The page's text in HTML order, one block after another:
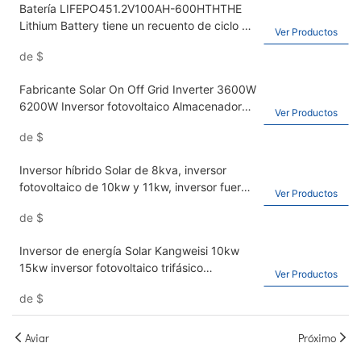
Batería LIFEPO451.2V100AH-600HTHTHE
Lithium Battery tiene un recuento de ciclo de
de energía solar de batería de iones de litio
de $
Ver Productos
Fabricante Solar On Off Grid Inverter 3600W
6200W Inversor fotovoltaico Almacenador
Hybrid Inverter
de $
Ver Productos
Inversor híbrido Solar de 8kva, inversor
fotovoltaico de 10kw y 11kw, inversor fuera
de $
Ver Productos
Inversor de energía Solar Kangweisi 10kw
15kw inversor fotovoltaico trifásico
de $
Ver Productos
Aviar Próximo